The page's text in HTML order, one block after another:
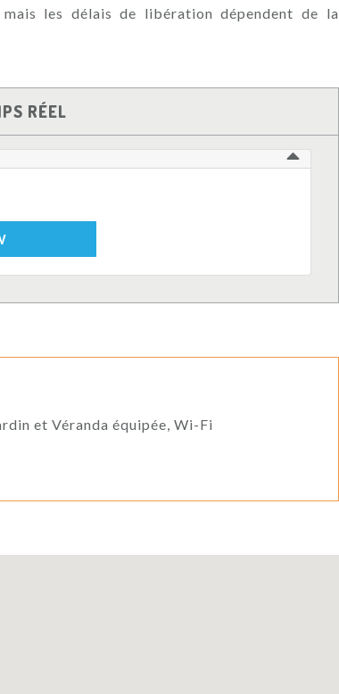
les délais de libération dépendent de la
RÉEL
et Véranda équipée, Wi-Fi